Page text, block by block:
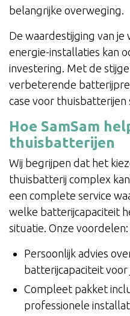
belangrijke overweging.
De waardestijging van
energie-installaties kan
investering. Met de
verbeterende
case voor thuisbatterijen
Hoe SamSam
thuisbatterijen
Wij begrijpen dat het
thuisbatterij complex
een complete service
welke batterijcapaciteit
situatie. Onze voordelen:
Persoonlijk advies
batterijcapaciteit
Compleet pakket
professionele